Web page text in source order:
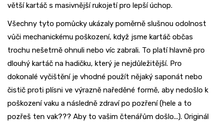
větší kartáč s masivnější rukojetí pro lepší úchop.
Všechny tyto pomůcky ukázaly poměrně slušnou odolnost
vůči mechanickému poškození, když jsme kartáč občas
trochu nešetrně ohnuli nebo víc zabrali. To platí hlavně pro
dlouhý kartáč na hadičku, který je nejdůležitější. Pro
dokonalé vyčištění je vhodné použít nějaký saponát nebo
čistič proti plísni ve výrazně naředěné formě, aby nedošlo k
poškození vaku a následně zdraví po pozření (hele a to
pozřeš ten vak??? Aby to vašim čtenářům došlo...). Originál